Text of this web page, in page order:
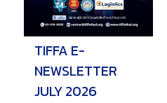
วารสารสมาคมฯ
ลิงค์เว็บไซต์
ติดต่อเรา
TIFFA E-
NEWSLETTER
JULY 2026